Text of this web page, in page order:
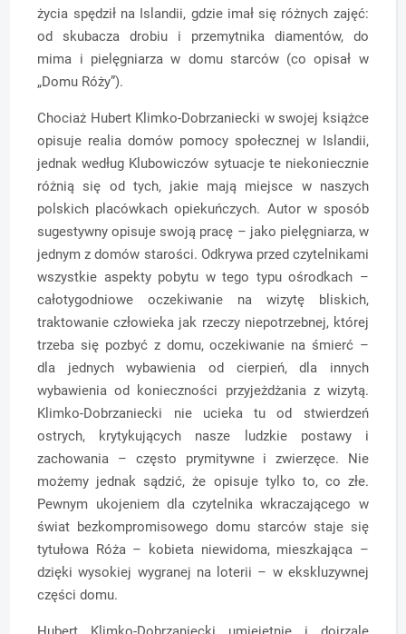
życia spędził na Islandii, gdzie imał się różnych zajęć:
od skubacza drobiu i przemytnika diamentów, do
mima i pielęgniarza w domu starców (co opisał w
„Domu Róży”).
Chociaż Hubert Klimko-Dobrzaniecki w swojej książce
opisuje realia domów pomocy społecznej w Islandii,
jednak według Klubowiczów sytuacje te niekoniecznie
różnią się od tych, jakie mają miejsce w naszych
polskich placówkach opiekuńczych. Autor w sposób
sugestywny opisuje swoją pracę – jako pielęgniarza, w
jednym z domów starości. Odkrywa przed czytelnikami
wszystkie aspekty pobytu w tego typu ośrodkach –
całotygodniowe oczekiwanie na wizytę bliskich,
traktowanie człowieka jak rzeczy niepotrzebnej, której
trzeba się pozbyć z domu, oczekiwanie na śmierć –
dla jednych wybawienia od cierpień, dla innych
wybawienia od konieczności przyjeżdżania z wizytą.
Klimko-Dobrzaniecki nie ucieka tu od stwierdzeń
ostrych, krytykujących nasze ludzkie postawy i
zachowania – często prymitywne i zwierzęce. Nie
możemy jednak sądzić, że opisuje tylko to, co złe.
Pewnym ukojeniem dla czytelnika wkraczającego w
świat bezkompromisowego domu starców staje się
tytułowa Róża – kobieta niewidoma, mieszkająca –
dzięki wysokiej wygranej na loterii – w ekskluzywnej
części domu.